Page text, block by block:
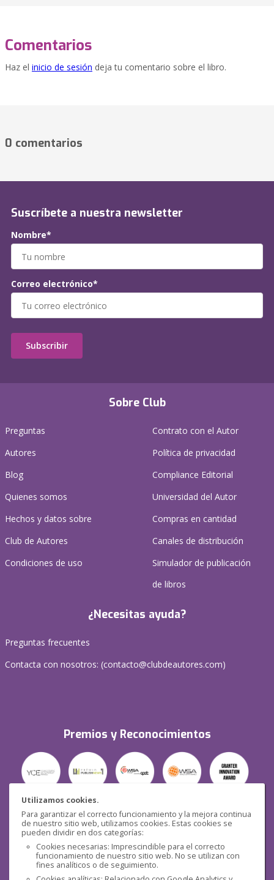
Utilizamos cookies.
Para garantizar el correcto funcionamiento y la mejora continua
de nuestro sitio web, utilizamos cookies. Estas cookies se
pueden dividir en dos categorías:
Cookies necesarias: Imprescindible para el correcto
funcionamiento de nuestro sitio web. No se utilizan con
fines analíticos o de seguimiento.
Comentarios
Haz el inicio de sesión deja tu comentario sobre el libro.
0 comentarios
Sobre Club
Preguntas
Autores
Blog
Quienes somos
Hechos y datos sobre
Club de Autores
Condiciones de uso
Contrato con el Autor
Política de privacidad
Compliance Editorial
Universidad del Autor
Compras en cantidad
Canales de distribución
Simulador de publicación
de libros
¿Necesitas ayuda?
Preguntas frecuentes
Contacta con nosotros: (contacto@clubdeautores.com)
Premios y Reconocimientos
Seguridad
Suscríbete a nuestra newsletter
Nombre*
Correo electrónico*
Subscribir